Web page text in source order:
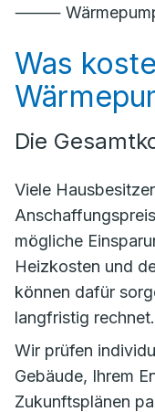
⸻
Was
Die
Viele
mögliche
Heizkosten und
können dafür
langfristig rechnet.
Wir prüfen
Gebäude, Ihrem
Zukunftsplänen